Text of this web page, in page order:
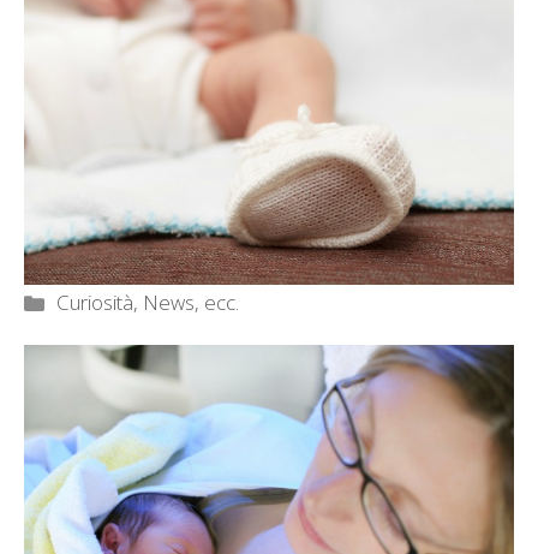
Categorie
Curiosità, News, ecc.